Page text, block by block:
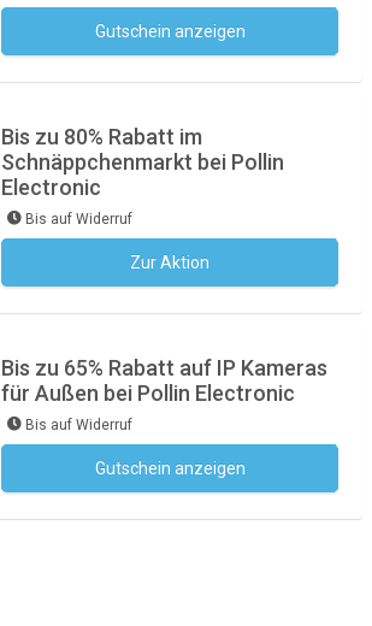
Gutschein anzeigen
Bis zu 80% Rabatt im
Schnäppchenmarkt bei Pollin
Electronic
Bis auf Widerruf
Zur Aktion
Bis zu 65% Rabatt auf IP Kameras
für Außen bei Pollin Electronic
Bis auf Widerruf
Gutschein anzeigen